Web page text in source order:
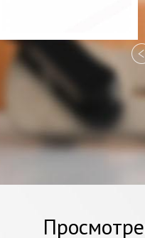
Нож Berghoff Coda
поварской, 15 см
455 грн